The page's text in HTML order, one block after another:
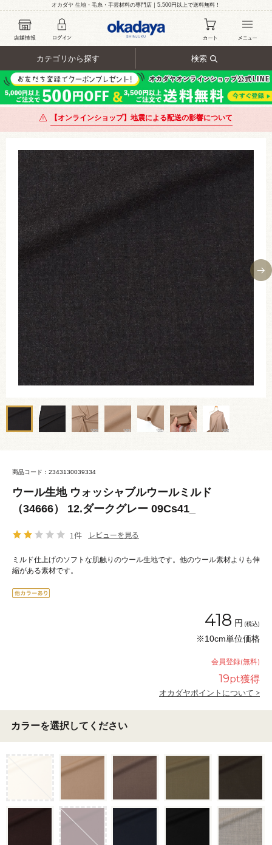
オカダヤ 生地・毛糸・手芸材料の専門店｜5,500円以上で送料無料！
カテゴリから探す 検索
【オンラインショップ】地震による配送の影響について
商品コード：2343130039334
ウール生地 ウォッシャブルウールミルド
（34666） 12.ダークグレー 09Cs41_
1件 レビューを見る
ミルド仕上げのソフトな肌触りのウール生地です。他のウール素材よりも伸
縮がある素材です。
418 円 (税込)
※10cm単位価格
会員登録(無料)
19pt獲得
オカダヤポイントについて >
カラーを選択してください